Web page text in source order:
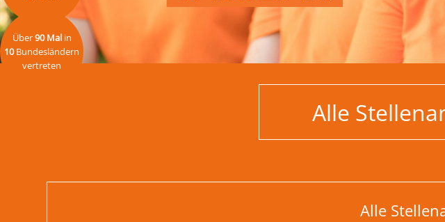
Alle
Alle
Über90 Malin
10Bundesländern
vertreten